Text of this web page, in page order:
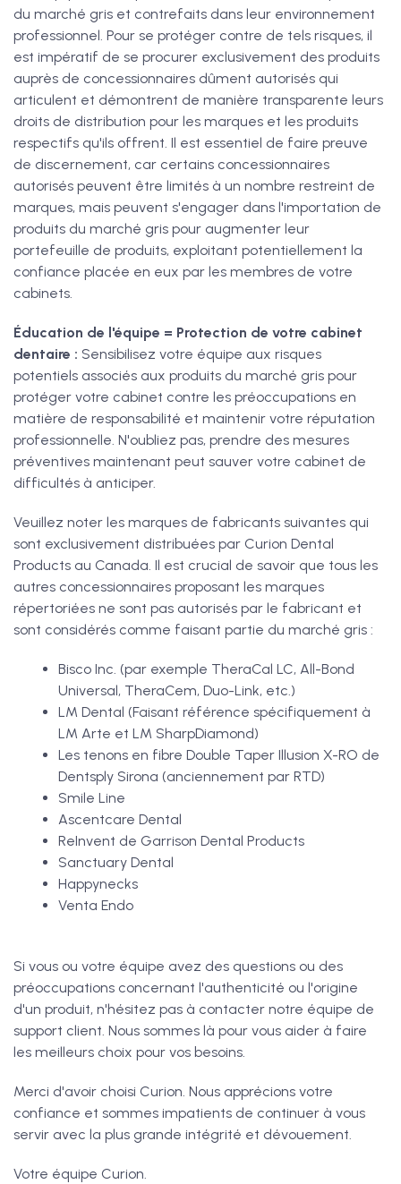
du marché gris et contrefaits dans leur environnement
professionnel. Pour se protéger contre de tels risques, il
est impératif de se procurer exclusivement des produits
auprès de concessionnaires dûment autorisés qui
articulent et démontrent de manière transparente leurs
droits de distribution pour les marques et les produits
respectifs qu'ils offrent. Il est essentiel de faire preuve
de discernement, car certains concessionnaires
autorisés peuvent être limités à un nombre restreint de
marques, mais peuvent s'engager dans l'importation de
produits du marché gris pour augmenter leur
portefeuille de produits, exploitant potentiellement la
confiance placée en eux par les membres de votre
cabinets.
Éducation de l'équipe = Protection de votre cabinet
dentaire : Sensibilisez votre équipe aux risques
potentiels associés aux produits du marché gris pour
protéger votre cabinet contre les préoccupations en
matière de responsabilité et maintenir votre réputation
professionnelle. N'oubliez pas, prendre des mesures
préventives maintenant peut sauver votre cabinet de
difficultés à anticiper.
Veuillez noter les marques de fabricants suivantes qui
sont exclusivement distribuées par Curion Dental
Products au Canada. Il est crucial de savoir que tous les
autres concessionnaires proposant les marques
répertoriées ne sont pas autorisés par le fabricant et
sont considérés comme faisant partie du marché gris :
Bisco Inc. (par exemple TheraCal LC, All-Bond
Universal, TheraCem, Duo-Link, etc.)
LM Dental (Faisant référence spécifiquement à
LM Arte et LM SharpDiamond)
Les tenons en fibre Double Taper Illusion X-RO de
Dentsply Sirona (anciennement par RTD)
Smile Line
Ascentcare Dental
ReInvent de Garrison Dental Products
Sanctuary Dental
Happynecks
Venta Endo
Si vous ou votre équipe avez des questions ou des
préoccupations concernant l'authenticité ou l'origine
d'un produit, n'hésitez pas à contacter notre équipe de
support client. Nous sommes là pour vous aider à faire
les meilleurs choix pour vos besoins.
Merci d'avoir choisi Curion. Nous apprécions votre
confiance et sommes impatients de continuer à vous
servir avec la plus grande intégrité et dévouement.
Votre équipe Curion.